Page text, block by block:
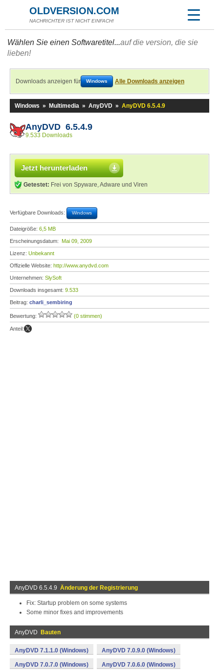
OLDVERSION.COM
NACHRICHTER IST NICHT EINFACH!
Wählen Sie einen Softwaretitel...auf die version, die sie
lieben!
Downloads anzeigen für Windows Alle Downloads anzeigen
Windows » Multimedia » AnyDVD » AnyDVD 6.5.4.9
AnyDVD 6.5.4.9
9.533 Downloads
Jetzt herunterladen
Getestet: Frei von Spyware, Adware und Viren
Verfügbare Downloads: Windows
Dateigröße: 6,5 MB
Erscheinungsdatum: Mai 09, 2009
Lizenz: Unbekannt
Offizielle Website: http://www.anydvd.com
Unternehmen: SlySoft
Downloads insgesamt: 9.533
Beitrag: charli_sembiring
Bewertung: (0 stimmen)
Anteil:
AnyDVD 6.5.4.9 Änderung der Registrierung
Fix: Startup problem on some systems
Some minor fixes and improvements
AnyDVD Bauten
AnyDVD 7.1.1.0 (Windows) AnyDVD 7.0.9.0 (Windows)
AnyDVD 7.0.7.0 (Windows) AnyDVD 7.0.6.0 (Windows)